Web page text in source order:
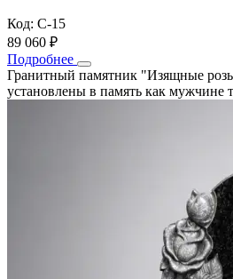
Код: С-15
89 060 ₽
Подробнее
Гранитный памятник "Изящные
установлены в память как мужчине